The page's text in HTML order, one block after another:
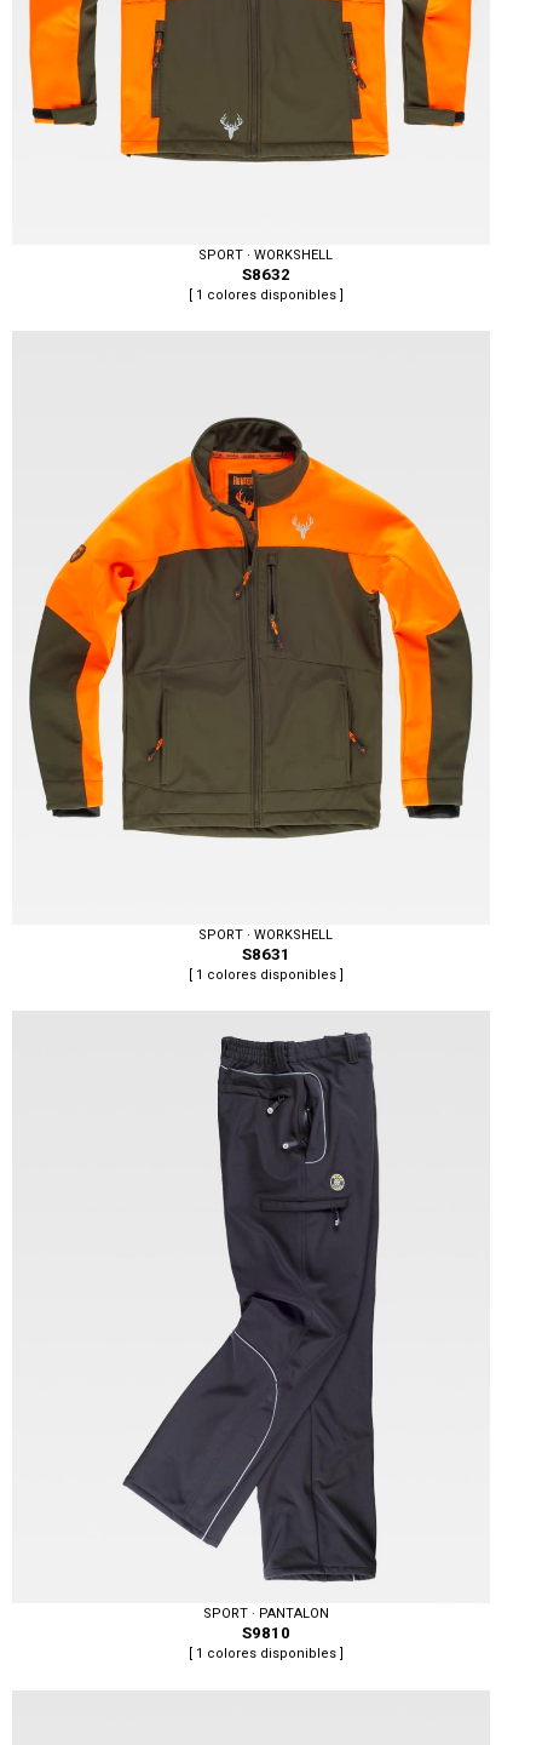
Tallas: S, M, L, XL, XXL, 3XL, 4XL
SPORT · WORKSHELL
S8632
[ 1 colores disponibles ]
SPORT · WORKSHELL
S8631
[ 1 colores disponibles ]
SPORT · PANTALON
S9810
[ 1 colores disponibles ]